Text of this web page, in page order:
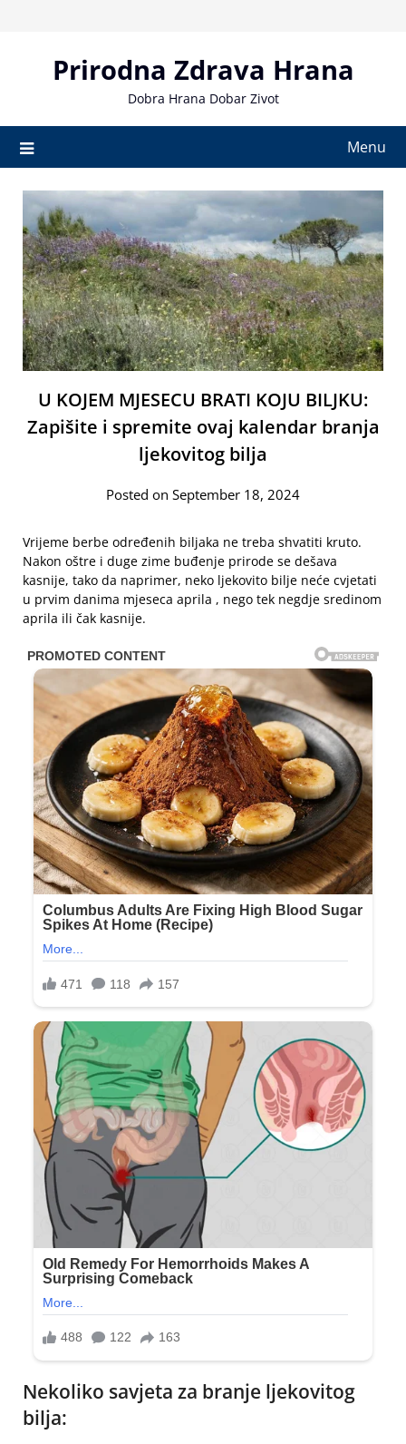
Prirodna Zdrava Hrana
Dobra Hrana Dobar Zivot
Menu
U KOJEM MJESECU BRATI KOJU BILJKU:
Zapišite i spremite ovaj kalendar branja
ljekovitog bilja
Posted on September 18, 2024
Vrijeme berbe određenih biljaka ne treba shvatiti kruto.
Nakon oštre i duge zime buđenje prirode se dešava
kasnije, tako da naprimer, neko ljekovito bilje neće cvjetati
u prvim danima mjeseca aprila , nego tek negdje sredinom
aprila ili čak kasnije.
Nekoliko savjeta za branje ljekovitog
bilja: